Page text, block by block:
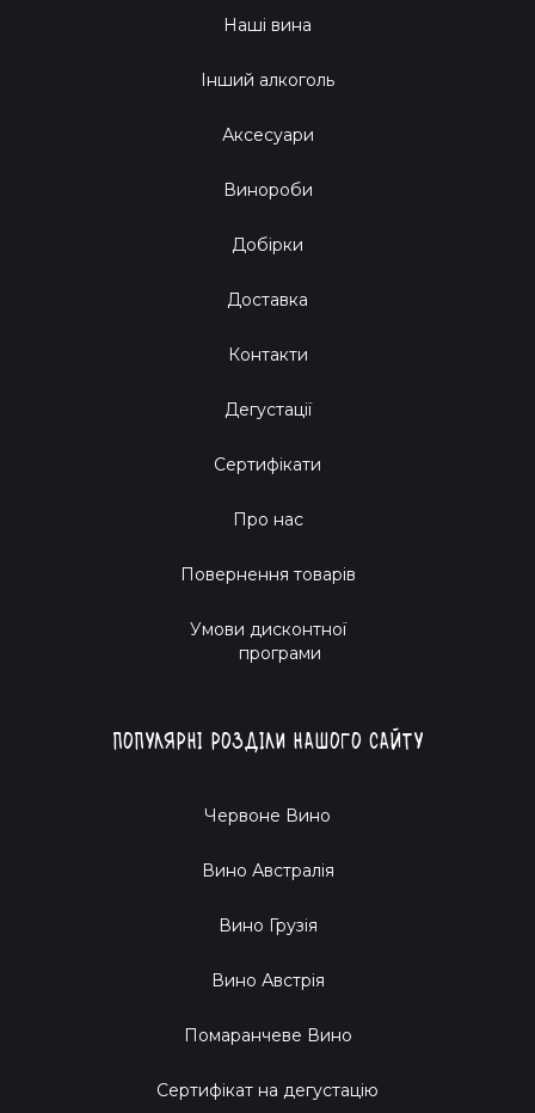
Наші вина
Інший алкоголь
Аксесуари
Винороби
Добірки
Доставка
Контакти
Дегустації
Сертифікати
Про нас
Повернення товарів
Умови дисконтної
програми
Популярні розділи нашого сайту
Червоне Вино
Вино Австралія
Вино Грузія
Вино Австрія
Помаранчеве Вино
Cертифікат на дегустацію